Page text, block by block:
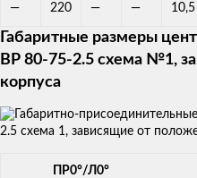
— 220 — — 10,5
Габаритные размеры
ВР 80-75-2.5 схема №1,
корпуса
ПР0°/Л0°